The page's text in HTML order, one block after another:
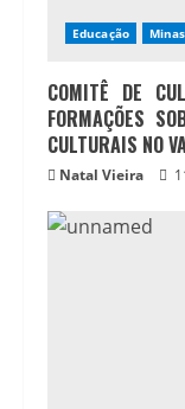
Educação
COMITÊ DE
FORMAÇÕES
CULTURAIS NO
Natal Vieira